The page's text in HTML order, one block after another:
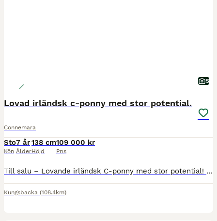
5
Lovad irländsk c-ponny med stor potential.
Connemara
Sto
Kön
7 år
Ålder
138 cm
Höjd
109 000 kr
Pris
Till salu – Lovande irländsk C-ponny med stor potential! På grund av personliga skäl söker denna fantastiska vita ponny ett nytt hem. Hon är en 7-årig ponny som är sent tagen då hon tidigare fått tv
Kungsbacka (108.4km)